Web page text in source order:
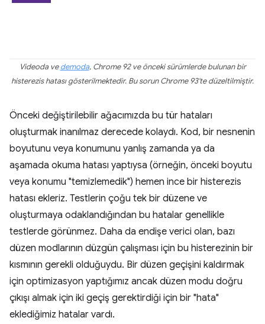
Videoda vedemoda, Chrome 92 ve önceki sürümlerde bulunan bir
histerezis hatası gösterilmektedir. Bu sorun Chrome 93'te düzeltilmiştir.
Önceki değiştirilebilir ağacımızda bu tür hataları
oluşturmak inanılmaz derecede kolaydı. Kod, bir nesnenin
boyutunu veya konumunu yanlış zamanda ya da
aşamada okuma hatası yaptıysa (örneğin, önceki boyutu
veya konumu "temizlemedik") hemen ince bir histerezis
hatası ekleriz. Testlerin çoğu tek bir düzene ve
oluşturmaya odaklandığından bu hatalar genellikle
testlerde görünmez. Daha da endişe verici olan, bazı
düzen modlarının düzgün çalışması için bu histerezinin bir
kısmının gerekli olduğuydu. Bir düzen geçişini kaldırmak
için optimizasyon yaptığımız ancak düzen modu doğru
çıkışı almak için iki geçiş gerektirdiği için bir "hata"
eklediğimiz hatalar vardı.